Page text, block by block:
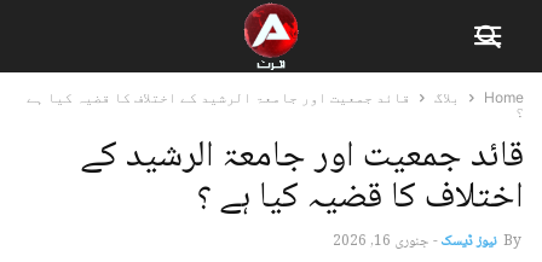
Home بلاگ
قائد جمعیت اور جامعۃ الرشید کے اختلاف کا قضیہ کیا ہے
؟
قائد جمعیت اور جامعۃ الرشید کے
اختلاف کا قضیہ کیا ہے ؟
By نیوز ڈیسک-جنوری 16, 2026